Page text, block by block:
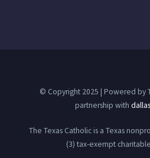
© Copyright 2025 | Powered by
partnership with
The Texas Catholic is a Texas
(3) tax-exempt